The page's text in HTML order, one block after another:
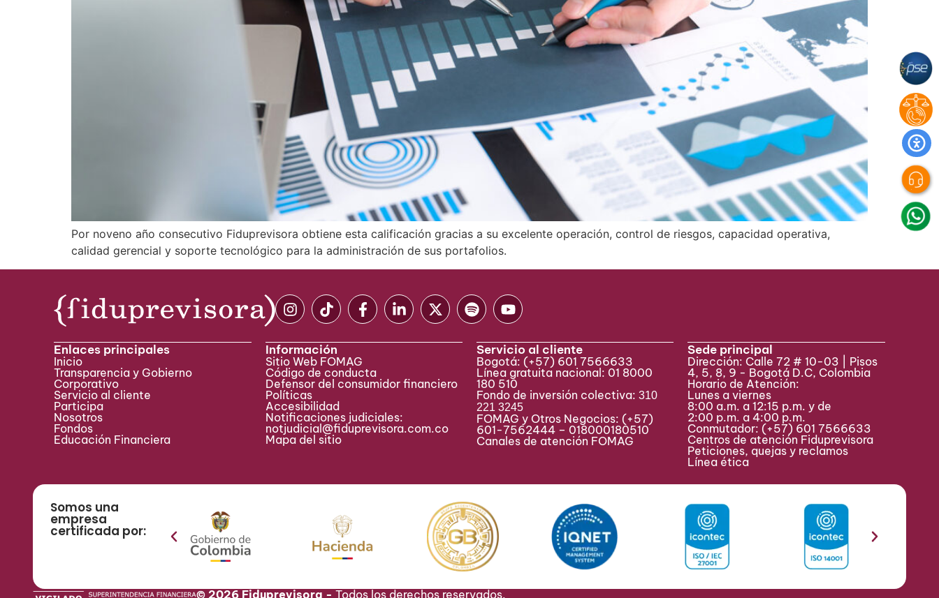
Por noveno año consecutivo Fiduprevisora obtiene esta calificación gracias a su excelente operación, control de riesgos, capacidad operativa,
calidad gerencial y soporte tecnológico para la administración de sus portafolios.
Enlaces principales
Inicio
Transparencia y Gobierno
Corporativo
Servicio al cliente
Participa ​
Nosotros
Fondos
Educación Financiera
Información
Sitio Web FOMAG
Código de conducta
Defensor del consumidor financiero
Políticas
Accesibilidad
Notificaciones judiciales:
notjudicial@fiduprevisora.com.co
Mapa del sitio
Servicio al cliente
Bogotá: (+57) 601 7566633
Línea gratuita nacional: 01 8000
180 510
Fondo de inversión colectiva: 310
221 3245
FOMAG y Otros Negocios: (+57)
601-7562444 – 018000180510
Canales de atención FOMAG
Sede principal
Dirección: Calle 72 # 10-03 | Pisos
4, 5, 8, 9 - Bogotá D.C, Colombia
Horario de Atención:
Lunes a viernes
8:00 a.m. a 12:15 p.m. y de
2:00 p.m. a 4:00 p.m.
Conmutador: (+57) 601 7566633
Centros de atención Fiduprevisora
Peticiones, quejas y reclamos
Línea ética
Somos una
empresa
certificada por:
© 2026 Fiduprevisora -Todos los derechos reservados.